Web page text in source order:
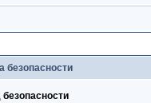
безопасности